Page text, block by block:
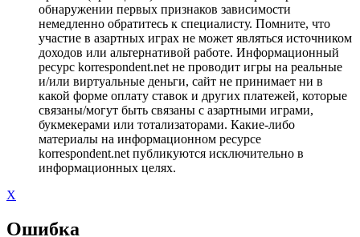
обнаружении первых признаков зависимости
немедленно обратитесь к специалисту. Помните, что
участие в азартных играх не может являться источником
доходов или альтернативой работе. Информационный
ресурс korrespondent.net не проводит игры на реальные
и/или виртуальные деньги, сайт не принимает ни в
какой форме оплату ставок и других платежей, которые
связаны/могут быть связаны с азартными играми,
букмекерами или тотализаторами. Какие-либо
материалы на информационном ресурсе
korrespondent.net публикуются исключительно в
информационных целях.
X
Ошибка